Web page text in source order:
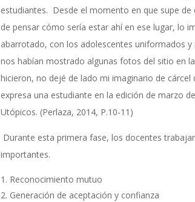
estudiantes. Desde el momento en que supe de
de pensar cómo sería estar ahí en ese lugar, lo
abarrotado, con los adolescentes uniformados y
nos habían mostrado algunas fotos del sitio en
hicieron, no dejé de lado mi imaginario de cárcel
expresa una estudiante en la edición de marzo
Utópicos. (Perlaza, 2014, P.10-11)
Durante esta primera fase, los docentes
importantes.
Reconocimiento mutuo
Generación de aceptación y confianza